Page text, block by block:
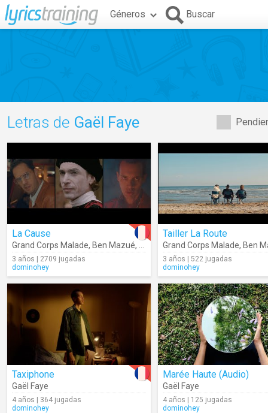
Géneros Buscar
Letras de Gaël Faye
La Cause
Grand Corps Malade, Ben Mazué, Gaël Faye
3 años | 2709 jugadas
dominohey
Tailler La Route
Grand Corps Malade, Ben
3 años | 522 jugadas
dominohey
Taxiphone
Gaël Faye
4 años | 364 jugadas
dominohey
Marée Haute (Audio)
Gaël Faye
4 años | 125 jugadas
dominohey